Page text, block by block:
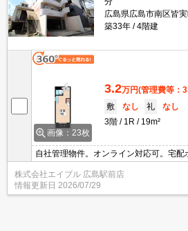
広島県広島市南区皆
築33年
4階建
画像：23枚
3.2万円(管理費等：
敷
なし 礼
なし
3階
1R 19m²
自社管理物件。オンライン対応可。宅配
金なし。駐車場(大型バイク)3,000円/月。
株式会社エイブル 広島駅前店
情報更新日 2026/07/29